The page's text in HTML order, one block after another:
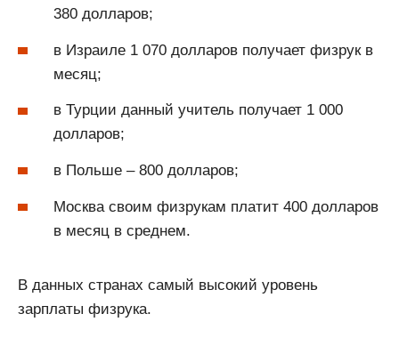
380 долларов;
в Израиле 1 070 долларов получает физрук в
месяц;
в Турции данный учитель получает 1 000
долларов;
в Польше – 800 долларов;
Москва своим физрукам платит 400 долларов
в месяц в среднем.
В данных странах самый высокий уровень
зарплаты физрука.